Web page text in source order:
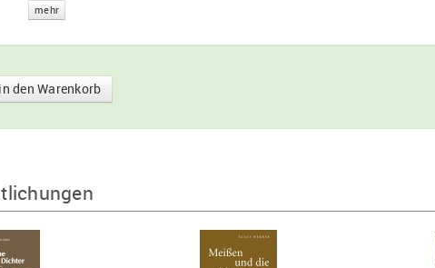
mehr
in den Warenkorb